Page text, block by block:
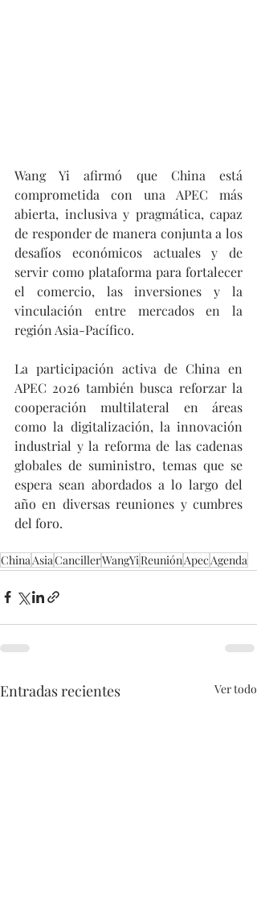
Wang Yi afirmó que China está
comprometida con una APEC más
abierta, inclusiva y pragmática, capaz
de responder de manera conjunta a los
desafíos económicos actuales y de
servir como plataforma para fortalecer
el comercio, las inversiones y la
vinculación entre mercados en la
región Asia-Pacífico.
La participación activa de China en
APEC 2026 también busca reforzar la
cooperación multilateral en áreas
como la digitalización, la innovación
industrial y la reforma de las cadenas
globales de suministro, temas que se
espera sean abordados a lo largo del
año en diversas reuniones y cumbres
del foro.
ChinaAsiaCancillerWangYiReuniónApecAgenda
Entradas recientes Ver todo